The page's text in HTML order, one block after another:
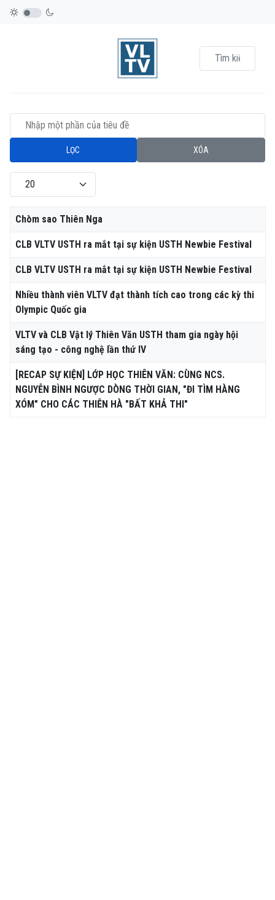
Nhập một phần của tiêu đề
LỌC XÓA
Hiển thị #
Tiêu đề
Chòm sao Thiên Nga
CLB VLTV USTH ra mắt tại sự kiện USTH Newbie Festival
CLB VLTV USTH ra mắt tại sự kiện USTH Newbie Festival
Nhiều thành viên VLTV đạt thành tích cao trong các kỳ thi
Olympic Quốc gia
VLTV và CLB Vật lý Thiên Văn USTH tham gia ngày hội
sáng tạo - công nghệ lần thứ IV
[RECAP SỰ KIỆN] LỚP HỌC THIÊN VĂN: CÙNG NCS.
NGUYỄN BÌNH NGƯỢC DÒNG THỜI GIAN, "ĐI TÌM HÀNG
XÓM" CHO CÁC THIÊN HÀ "BẤT KHẢ THI"